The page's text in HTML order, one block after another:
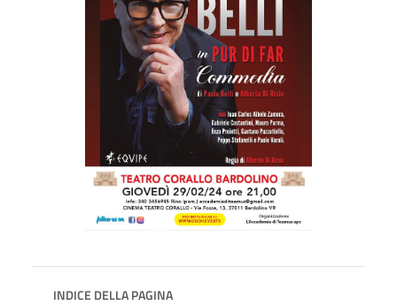
INDICE DELLA PAGINA